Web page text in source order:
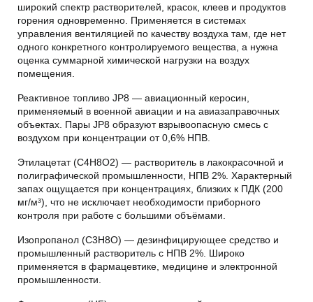
широкий спектр растворителей, красок, клеев и продуктов
горения одновременно. Применяется в системах
управления вентиляцией по качеству воздуха там, где нет
одного конкретного контролируемого вещества, а нужна
оценка суммарной химической нагрузки на воздух
помещения.
Реактивное топливо JP8 — авиационный керосин,
применяемый в военной авиации и на авиазаправочных
объектах. Пары JP8 образуют взрывоопасную смесь с
воздухом при концентрации от 0,6% НПВ.
Этилацетат (C4H8O2) — растворитель в лакокрасочной и
полиграфической промышленности, НПВ 2%. Характерный
запах ощущается при концентрациях, близких к ПДК (200
мг/м³), что не исключает необходимости приборного
контроля при работе с большими объёмами.
Изопропанол (C3H8O) — дезинфицирующее средство и
промышленный растворитель с НПВ 2%. Широко
применяется в фармацевтике, медицине и электронной
промышленности.